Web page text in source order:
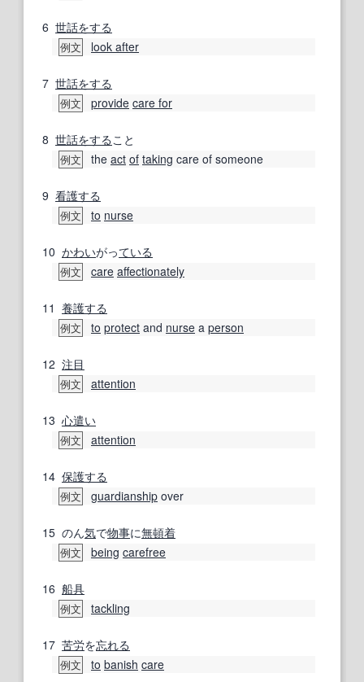
6 世話をする
例文 look after
7 世話をする
例文 provide care for
8 世話をすること
例文 the act of taking care of someone
9 看護する
例文 to nurse
10 かわいがっている
例文 care affectionately
11 養護する
例文 to protect and nurse a person
12 注目
例文 attention
13 心遣い
例文 attention
14 保護する
例文 guardianship over
15 のん気で物事に無頓着
例文 being carefree
16 船具
例文 tackling
17 苦労を忘れる
例文 to banish care